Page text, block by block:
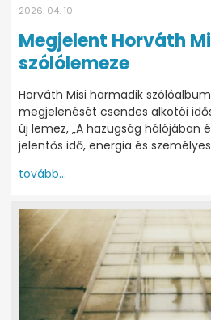
2026. 04. 10
Megjelent Horváth
szólólemeze
Horváth Misi harmadik
megjelenését csendes alkotói
új lemez, „A hazugság hálójában
jelentős idő, energia és
tovább...